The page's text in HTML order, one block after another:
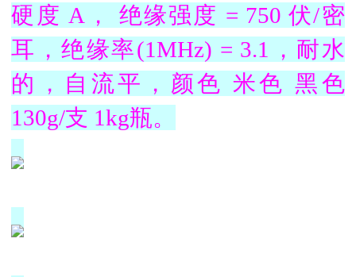
硬度 A， 绝缘强度 = 750 伏/密
耳，绝缘率(1MHz) = 3.1，耐水
的，自流平，颜色 米色 黑色
130g/支 1kg瓶。